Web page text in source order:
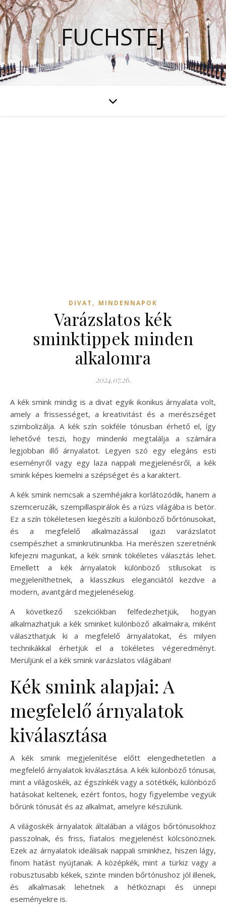
FUCHSTEJ
DIVAT , MINDENNAPOK
Varázslatos kék
sminktippek minden
alkalomra
2024.07.26.
A kék smink mindig is a divat egyik ikonikus árnyalata volt,
amely a frissességet, a kreativitást és a merészséget
szimbolizálja. A kék szín sokféle tónusban érhető el, így
lehetővé teszi, hogy mindenki megtalálja a számára
legjobban illő árnyalatot. Legyen szó egy elegáns esti
eseményről vagy egy laza nappali megjelenésről, a kék
smink képes kiemelni a szépséget és a karaktert.
A kék smink nemcsak a szemhéjakra korlátozódik, hanem a
szemceruzák, szempillaspirálok és a rúzs világába is betör.
Ez a szín tökéletesen kiegészíti a különböző bőrtónusokat,
és a megfelelő alkalmazással igazi varázslatot
csempészhet a sminkrutinunkba. Ha merészen szeretnénk
kifejezni magunkat, a kék smink tökéletes választás lehet.
Emellett a kék árnyalatok különböző stílusokat is
megjeleníthetnek, a klasszikus eleganciától kezdve a
modern, avantgárd megjelenésekig.
A következő szekciókban felfedezhetjük, hogyan
alkalmazhatjuk a kék sminket különböző alkalmakra, miként
választhatjuk ki a megfelelő árnyalatokat, és milyen
technikákkal érhetjük el a tökéletes végeredményt.
Merüljünk el a kék smink varázslatos világában!
Kék smink alapjai: A
megfelelő árnyalatok
kiválasztása
A kék smink megjelenítése előtt elengedhetetlen a
megfelelő árnyalatok kiválasztása. A kék különböző tónusai,
mint a világoskék, az égszínkék vagy a sötétkék, különböző
hatásokat keltenek, ezért fontos, hogy figyelembe vegyük
bőrünk tónusát és az alkalmat, amelyre készülünk.
A világoskék árnyalatok általában a világos bőrtónusokhoz
passzolnak, és friss, fiatalos megjelenést kölcsönöznek.
Ezek az árnyalatok ideálisak nappali sminkhez, hiszen lágy,
finom hatást nyújtanak. A középkék, mint a türkiz vagy a
robusztusabb kékek, szinte minden bőrtónushoz jól illenek,
és alkalmasak lehetnek a hétköznapi és ünnepi
eseményekre is.